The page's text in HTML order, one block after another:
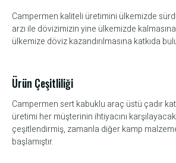
Campermen kaliteli üretimini ülkemizde
arzı ile dövizimizin yine ülkemizde
ülkemize döviz kazandırılmasına katkıda
Ürün Çeşitliliği
Campermen sert kabuklu araç üstü çadır
üretimi her müşterinin ihtiyacını
çeşitlendirmiş, zamanla diğer kamp
başlamıştır.